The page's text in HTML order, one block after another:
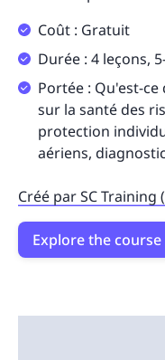
Coût : Gratuit
Durée : 4 leçons,
Portée : Qu'est-
sur la santé des
protection
aériens,
Créé par SC
Explore the course